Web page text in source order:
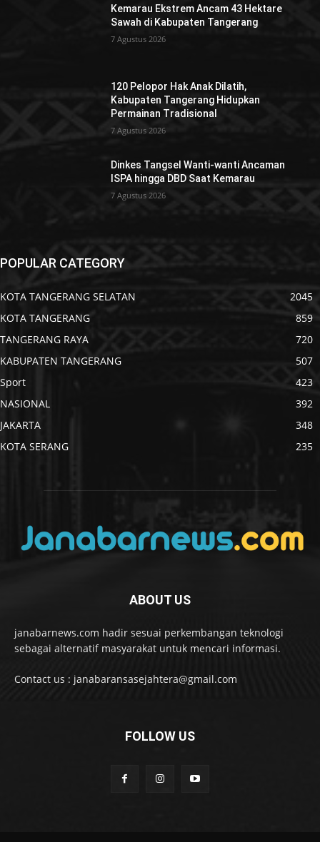
Kemarau Ekstrem Ancam 43 Hektare
Sawah di Kabupaten Tangerang
7 Agustus 2026
120 Pelopor Hak Anak Dilatih,
Kabupaten Tangerang Hidupkan
Permainan Tradisional
7 Agustus 2026
Dinkes Tangsel Wanti-wanti Ancaman
ISPA hingga DBD Saat Kemarau
7 Agustus 2026
POPULAR CATEGORY
KOTA TANGERANG SELATAN
2045
KOTA TANGERANG
859
TANGERANG RAYA
720
KABUPATEN TANGERANG
507
Sport
423
NASIONAL
392
JAKARTA
348
KOTA SERANG
235
ABOUT US
janabarnews.com hadir sesuai perkembangan teknologi
sebagai alternatif masyarakat untuk mencari informasi.
Contact us : janabaransasejahtera@gmail.com
FOLLOW US